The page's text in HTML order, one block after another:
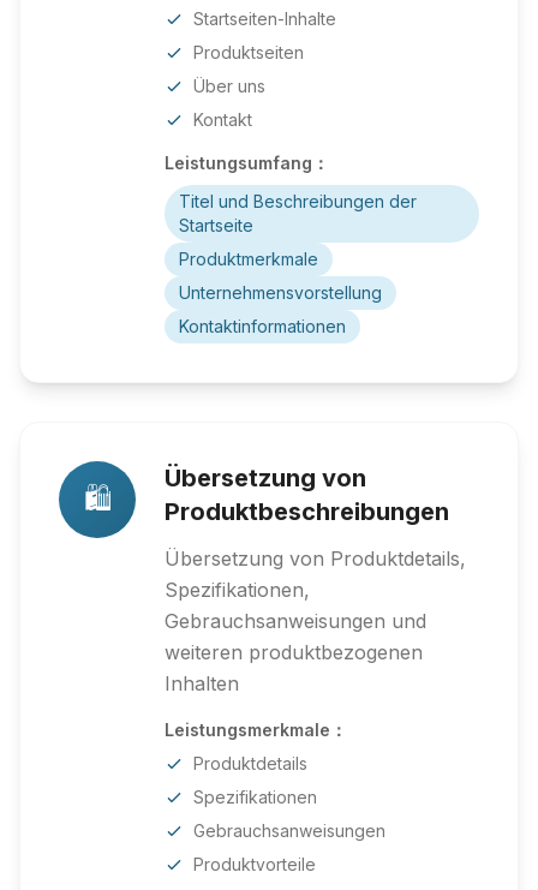
Startseiten-Inhalte
Produktseiten
Über uns
Kontakt
Leistungsumfang：
Titel und Beschreibungen der
Startseite
Produktmerkmale
Unternehmensvorstellung
Kontaktinformationen
🛍️
Übersetzung von
Produktbeschreibungen
Übersetzung von Produktdetails,
Spezifikationen,
Gebrauchsanweisungen und
weiteren produktbezogenen
Inhalten
Leistungsmerkmale：
Produktdetails
Spezifikationen
Gebrauchsanweisungen
Produktvorteile